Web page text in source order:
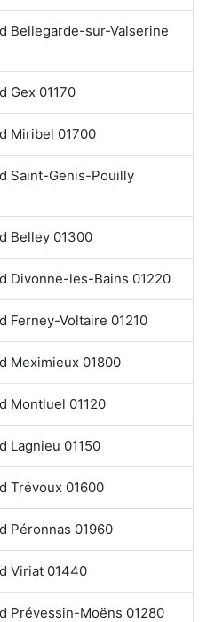
Bellegarde-sur-Valserine
Gex 01170
Miribel 01700
Saint-Genis-Pouilly
Belley 01300
Divonne-les-Bains 01220
Ferney-Voltaire 01210
Meximieux 01800
Montluel 01120
Lagnieu 01150
Trévoux 01600
Péronnas 01960
Viriat 01440
Prévessin-Moëns 01280